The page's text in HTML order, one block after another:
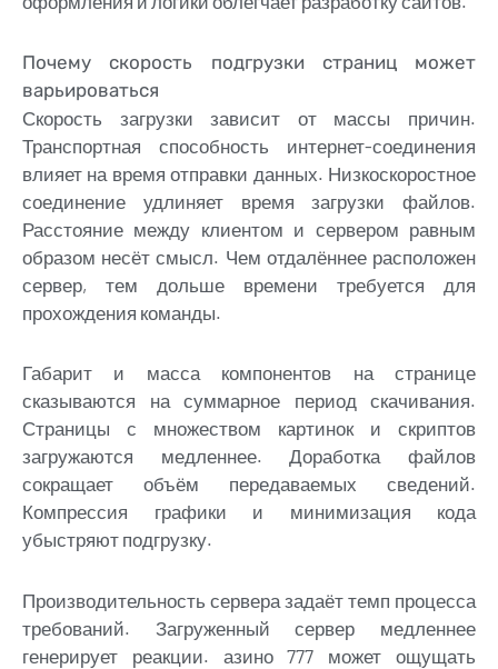
Почему скорость подгрузки страниц может
варьироваться
Скорость загрузки зависит от массы причин.
Транспортная способность интернет-соединения
влияет на время отправки данных. Низкоскоростное
соединение удлиняет время загрузки файлов.
Расстояние между клиентом и сервером равным
образом несёт смысл. Чем отдалённее расположен
сервер, тем дольше времени требуется для
прохождения команды.
Габарит и масса компонентов на странице
сказываются на суммарное период скачивания.
Страницы с множеством картинок и скриптов
загружаются медленнее. Доработка файлов
сокращает объём передаваемых сведений.
Компрессия графики и минимизация кода
убыстряют подгрузку.
Производительность сервера задаёт темп процесса
требований. Загруженный сервер медленнее
генерирует реакции. азино 777 может ощущать